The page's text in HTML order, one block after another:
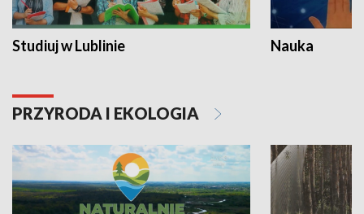
Studiuj w Lublinie Nauka
PRZYRODA I EKOLOGIA